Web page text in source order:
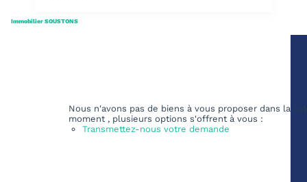
Immobilier SOUSTONS
Nous n'avons pas de biens à vous proposer dans la
moment , plusieurs options s'offrent à vous :
Transmettez-nous votre demande